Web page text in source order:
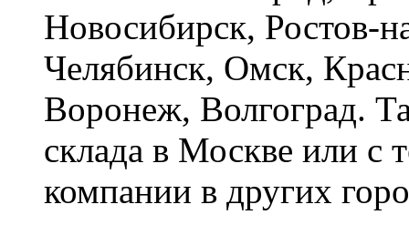
Новосибирск, Ростов-
Челябинск, Омск,
Воронеж, Волгоград.
склада в Москве или с
компании в других